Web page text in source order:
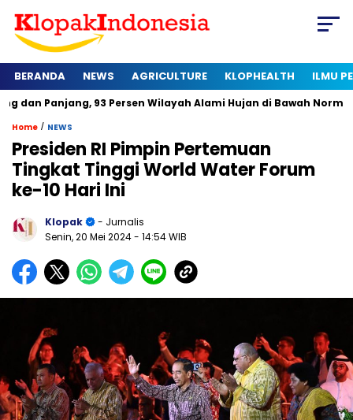
BERANDA NEWS AGRICULTURE KLOPHEALTH ILMU
93 Persen Wilayah Alami Hujan di Bawah Normal
Home / NEWS
Presiden RI Pimpin Pertemuan
Tingkat Tinggi World Water Forum
ke-10 Hari Ini
Klopak
- Jurnalis
Senin, 20 Mei 2024- 14:54 WIB